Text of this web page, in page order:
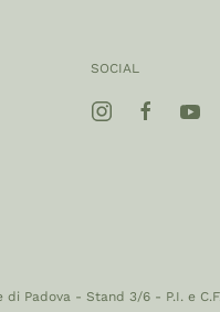
SOCIAL
Padova - Stand 3/6 - P.I. e